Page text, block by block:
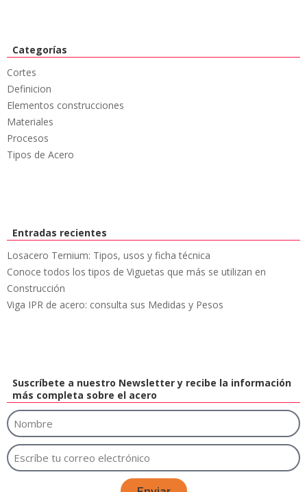
Categorías
Cortes
Definicion
Elementos construcciones
Materiales
Procesos
Tipos de Acero
Entradas recientes
Losacero Ternium: Tipos, usos y ficha técnica
Conoce todos los tipos de Viguetas que más se utilizan en
Construcción
Viga IPR de acero: consulta sus Medidas y Pesos
Suscríbete a nuestro Newsletter y recibe la información
más completa sobre el acero